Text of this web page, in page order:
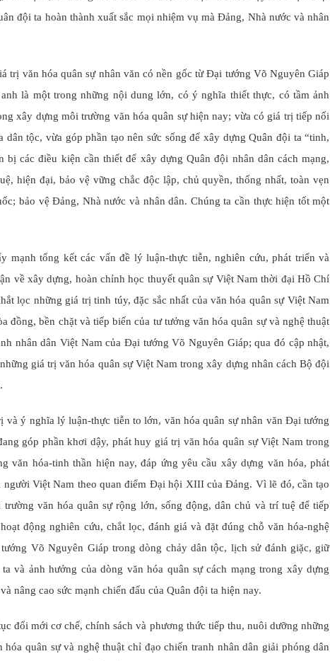
đội ta hoàn thành xuất sắc mọi nhiệm vụ mà Đảng, Nhà nước và nhân
trị văn hóa quân sự nhân văn có nền gốc từ Đại tướng Võ Nguyên Giáp
là một trong những nội dung lớn, có ý nghĩa thiết thực, có tầm ảnh
xây dựng môi trường văn hóa quân sự hiện nay; vừa có giá trị tiếp nối
dân tộc, vừa góp phần tạo nên sức sống để xây dựng Quân đội ta “tinh,
bị các điều kiện cần thiết để xây dựng Quân đội nhân dân cách mạng,
hiện đại, bảo vệ vững chắc độc lập, chủ quyền, thống nhất, toàn vẹn
bảo vệ Đảng, Nhà nước và nhân dân. Chúng ta cần thực hiện tốt một
mạnh tổng kết các vấn đề lý luận-thực tiễn, nghiên cứu, phát triển và
về xây dựng, hoàn chỉnh học thuyết quân sự Việt Nam thời đại Hồ Chí
lọc những giá trị tinh túy, đặc sắc nhất của văn hóa quân sự Việt Nam
đồng, bền chặt và tiếp biến của tư tưởng văn hóa quân sự và nghệ thuật
nhân dân Việt Nam của Đại tướng Võ Nguyên Giáp; qua đó cập nhật,
giá trị văn hóa quân sự Việt Nam trong xây dựng nhân cách Bộ đội
và ý nghĩa lý luận-thực tiễn to lớn, văn hóa quân sự nhân văn Đại tướng
góp phần khơi dậy, phát huy giá trị văn hóa quân sự Việt Nam trong
văn hóa-tinh thần hiện nay, đáp ứng yêu cầu xây dựng văn hóa, phát
người Việt Nam theo quan điểm Đại hội XIII của Đảng. Vì lẽ đó, cần tạo
trường văn hóa quân sự rộng lớn, sống động, dân chủ và trí tuệ để tiếp
động nghiên cứu, chắt lọc, đánh giá và đặt đúng chỗ văn hóa-nghệ
Võ Nguyên Giáp trong dòng chảy dân tộc, lịch sử đánh giặc, giữ
và ảnh hưởng của dòng văn hóa quân sự cách mạng trong xây dựng
nâng cao sức mạnh chiến đấu của Quân đội ta hiện nay.
đổi mới cơ chế, chính sách và phương thức tiếp thu, nuôi dưỡng những
hóa quân sự và nghệ thuật chỉ đạo chiến tranh nhân dân giải phóng dân